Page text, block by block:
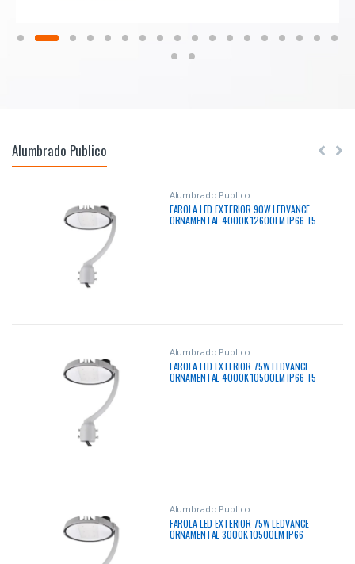
Alumbrado Publico
Alumbrado Publico
FAROLA LED EXTERIOR 90W LEDVANCE
ORNAMENTAL 4000K 12600LM IP66 T5
Alumbrado Publico
FAROLA LED EXTERIOR 75W LEDVANCE
ORNAMENTAL 4000K 10500LM IP66 T5
Alumbrado Publico
FAROLA LED EXTERIOR 75W LEDVANCE
ORNAMENTAL 3000K 10500LM IP66